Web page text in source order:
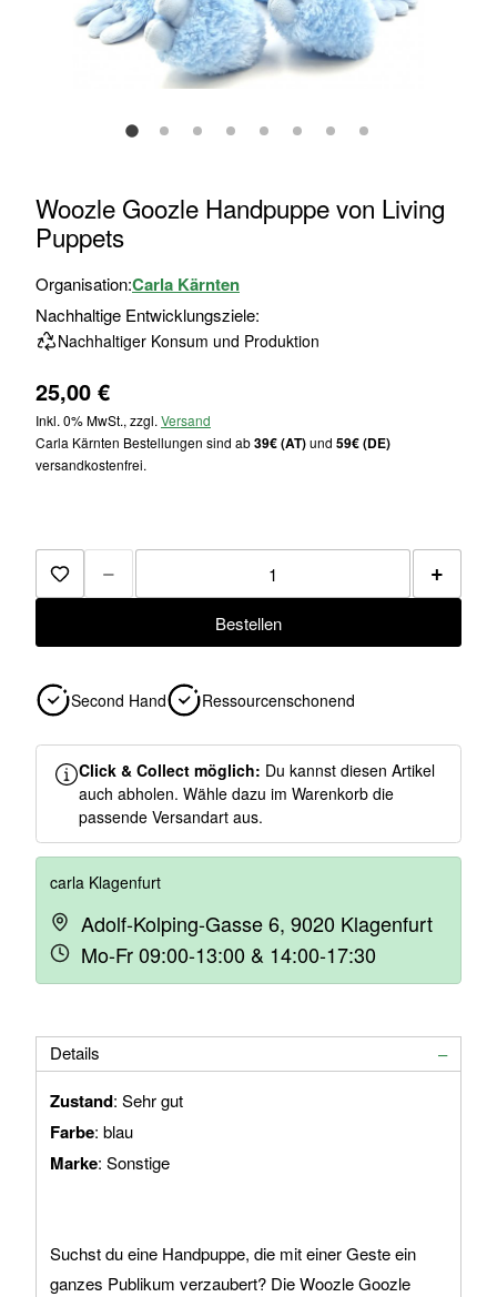
Anfang
der
springen
Woozle Goozle Handpuppe von Living
Puppets
Organisation:Carla Kärnten
Nachhaltige Entwicklungsziele:
Nachhaltiger Konsum und Produktion
25,00 €
Inkl. 0% MwSt., zzgl. Versand
Carla Kärnten Bestellungen sind ab39€ (AT)und 59€ (DE)
versandkostenfrei.
Zur Merkliste hinzufügen
− +
Bestellen
Second Hand Ressourcenschonend
Click & Collect möglich: Du kannst diesen Artikel
auch abholen. Wähle dazu im Warenkorb die
passende Versandart aus.
carla Klagenfurt
Adolf-Kolping-Gasse 6, 9020 Klagenfurt
Mo-Fr 09:00-13:00 & 14:00-17:30
Details
Zustand: Sehr gut
Farbe: blau
Marke: Sonstige
Suchst du eine Handpuppe, die mit einer Geste ein
ganzes Publikum verzaubert? Die Woozle Goozle